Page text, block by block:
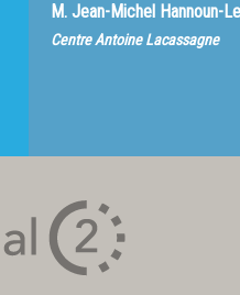
M. Jean-Michel Hannoun-
Centre Antoine Lacassagne